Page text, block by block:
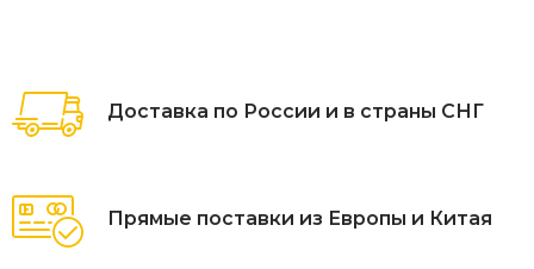
Доставка по России и в страны СНГ
Прямые поставки из Европы и Китая